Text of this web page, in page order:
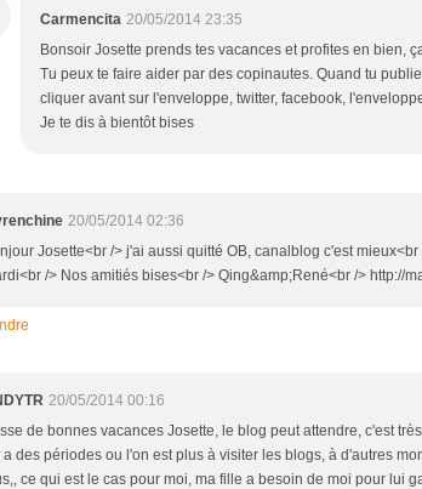
Carmencita 20/05/2014 23:35
Bonsoir Josette prends tes vacances et profites en bien,
Tu peux te faire aider par des copinautes. Quand tu
cliquer avant sur l'enveloppe, twitter, facebook,
Je te dis à bientôt bises
20/05/2014 02:36
Josette<br /> j'ai aussi quitté OB, canalblog c'est
/> Nos amitiés bises<br /> Qing&amp;René<br /> http://
20/05/2014 00:16
de bonnes vacances Josette, le blog peut attendre, c'est
a des périodes ou l'on est plus à visiter les blogs, à d'autres
ce qui est le cas pour moi, ma fille a besoin de moi pour lui